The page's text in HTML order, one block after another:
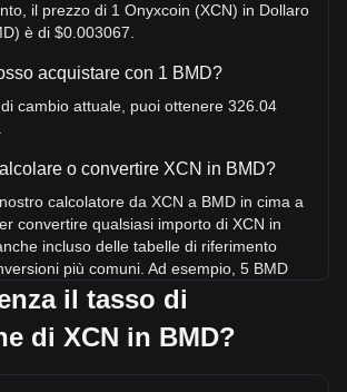
il prezzo di 1 Onyxcoin (XCN) in Dollaro
è di $0.003067.
acquistare con 1 BMD?
cambio attuale, puoi ottenere 326.04
o convertire XCN in BMD?
calcolatore da XCN a BMD in cima a
convertire qualsiasi importo di XCN in
incluso delle tabelle di riferimento
più comuni. Ad esempio, 5 BMD
XCN, mentre 5 XCN costeranno
il tasso di
di XCN in BMD?